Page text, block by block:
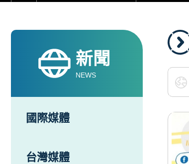
新聞
NEWS
國際媒體
台灣媒體